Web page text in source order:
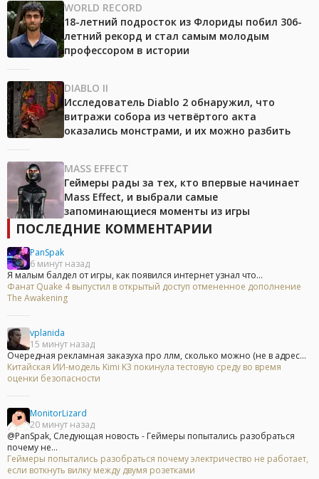
WORLD RECORD
18-летний подросток из Флориды побил 306-
летний рекорд и стал самым молодым
профессором в истории
DIABLO II
Исследователь Diablo 2 обнаружил, что
витражи собора из четвёртого акта
оказались монстрами, и их можно разбить
MASS EFFECT
Геймеры рады за тех, кто впервые начинает
Mass Effect, и выбрали самые
запоминающиеся моменты из игры
ПОСЛЕДНИЕ КОММЕНТАРИИ
PanSpak
6 минут назад
Я малым балдел от игры, как появился интернет узнал что...
Фанат Quake 4 выпустил в открытый доступ отмененное дополнение
The Awakening
vplanida
15 минут назад
Очередная рекламная заказуха про ллм, сколько можно (не в адрес...
Китайская ИИ-модель Kimi K3 покинула тестовую среду во время
оценки безопасности
MonitorLizard
20 минут назад
@PanSpak, Следующая новость - Геймеры попытались разобраться
почему не...
Геймеры попытались разобраться почему электричество не работает,
если воткнуть вилку между двумя розетками